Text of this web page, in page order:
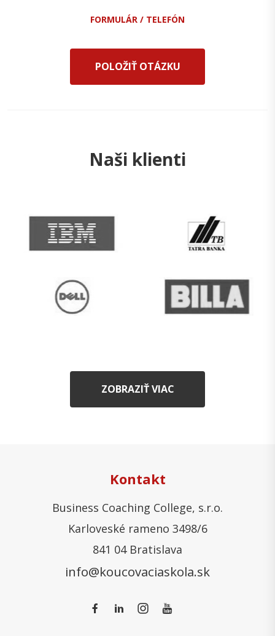
FORMULÁR / TELEFÓN
POLOŽIŤ OTÁZKU
Naši klienti
ZOBRAZIŤ VIAC
Kontakt
Business Coaching College, s.r.o.
Karloveské rameno 3498/6
841 04 Bratislava
info@koucovaciaskola.sk